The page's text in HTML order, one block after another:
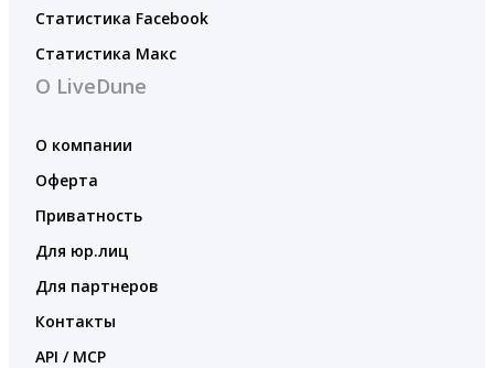
Статистика Facebook
Статистика Макс
О LiveDune
О компании
Оферта
Приватность
Для юр.лиц
Для партнеров
Контакты
API / MCP